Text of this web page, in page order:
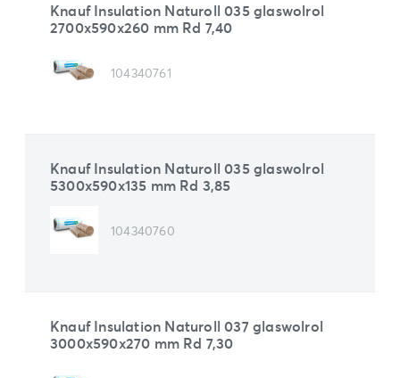
Knauf Insulation Naturoll 035 glaswolrol
2700x590x260 mm Rd 7,40
104340761
Knauf Insulation Naturoll 035 glaswolrol
5300x590x135 mm Rd 3,85
104340760
Knauf Insulation Naturoll 037 glaswolrol
3000x590x270 mm Rd 7,30